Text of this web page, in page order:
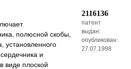
полюсной скобы,
установленного
и
виде плоской
2116136
патент
выдан:
опубликован:
27.07.1998